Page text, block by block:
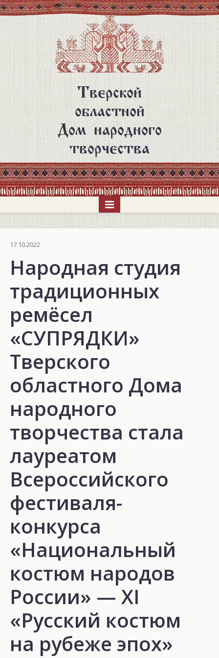
Перейти
к
основному
содержанию
Тверской
областной
Дом народного
творчества
17.10.2022
Народная студия
традиционных
ремёсел
«СУПРЯДКИ»
Тверского
областного Дома
народного
творчества стала
лауреатом
Всероссийского
фестиваля-
конкурса
«Национальный
костюм народов
России» — ХI
«Русский костюм
на рубеже эпох»